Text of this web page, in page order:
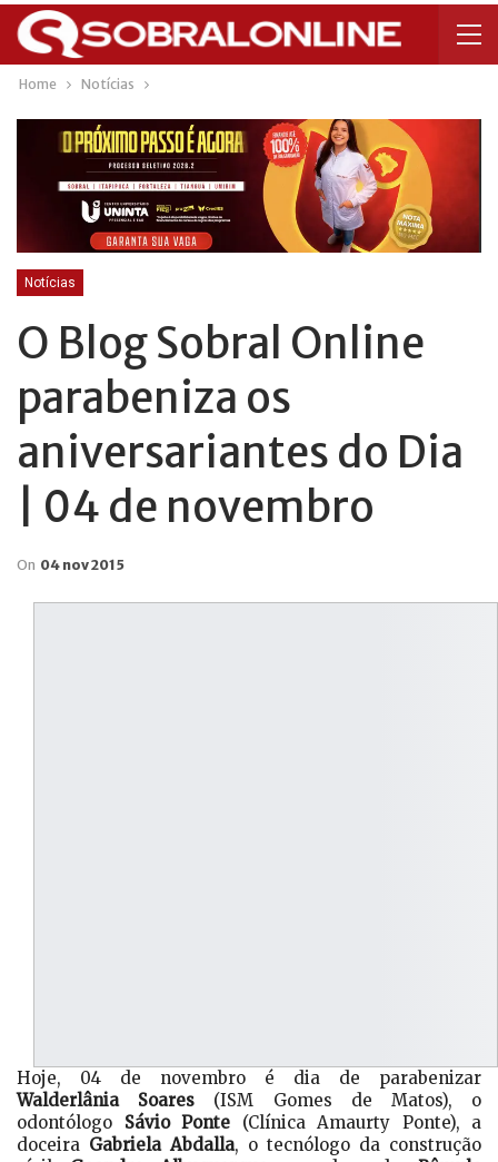
Home Notícias
Notícias
O Blog Sobral Online
parabeniza os
aniversariantes do Dia
| 04 de novembro
On 04 nov 2015
Hoje, 04 de novembro é dia de parabenizar
Walderlânia Soares (ISM Gomes de Matos), o
odontólogo Sávio Ponte (Clínica Amaurty Ponte), a
doceira Gabriela Abdalla, o tecnólogo da construção